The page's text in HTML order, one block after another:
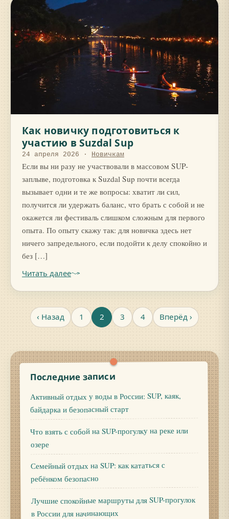
Как новичку подготовиться к
участию в Suzdal Sup
24 апреля 2026 · Новичкам
Если вы ни разу не участвовали в массовом SUP-
заплыве, подготовка к Suzdal Sup почти всегда
вызывает одни и те же вопросы: хватит ли сил,
получится ли удержать баланс, что брать с собой и не
окажется ли фестиваль слишком сложным для первого
опыта. По опыту скажу так: для новичка здесь нет
ничего запредельного, если подойти к делу спокойно и
без […]
Читать далее
‹ Назад 1 2 3 4 Вперёд ›
Последние записи
Активный отдых у воды в России: SUP, каяк,
байдарка и безопасный старт
Что взять с собой на SUP-прогулку на реке или
озере
Семейный отдых на SUP: как кататься с
ребёнком безопасно
Лучшие спокойные маршруты для SUP-прогулок
в России для начинающих